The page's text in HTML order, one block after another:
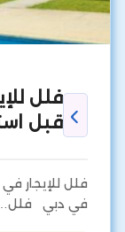
قبل
في دبي